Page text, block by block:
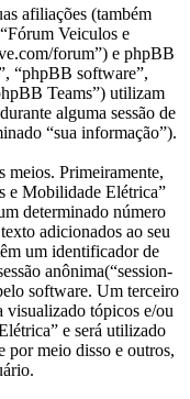
afiliações (também
Veiculos e
forum”) e phpBB
“phpBB software”,
Teams”) utilizam
alguma sessão de
“sua informação”).
meios. Primeiramente,
e Mobilidade Elétrica”
determinado número
adicionados ao seu
um identificador de
anônima(“session-
software. Um terceiro
visualizado tópicos e/ou
e será utilizado
por meio disso e outros,